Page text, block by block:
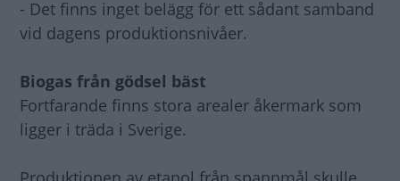
- Det finns inget belägg för ett sådant samband
vid dagens produktionsnivåer.
Biogas från gödsel bäst
Fortfarande finns stora arealer åkermark som
ligger i träda i Sverige.